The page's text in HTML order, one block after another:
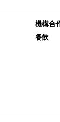
餐:D
找到自
謝謝您
榮獲
來跟
食得健
冰窖變
Being
Circa
欸，她
《蛻
「照亮
UP有
The
機構合
餐飲